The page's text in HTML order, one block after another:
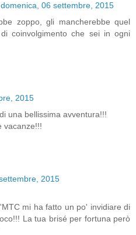
domenica, 06 settembre, 2015
zoppo, gli mancherebbe quel
coinvolgimento che sei in ogni
2015
una bellissima avventura!!!
vacanze!!!
2015
mi ha fatto un po' invidiare di
La tua brisé per fortuna però